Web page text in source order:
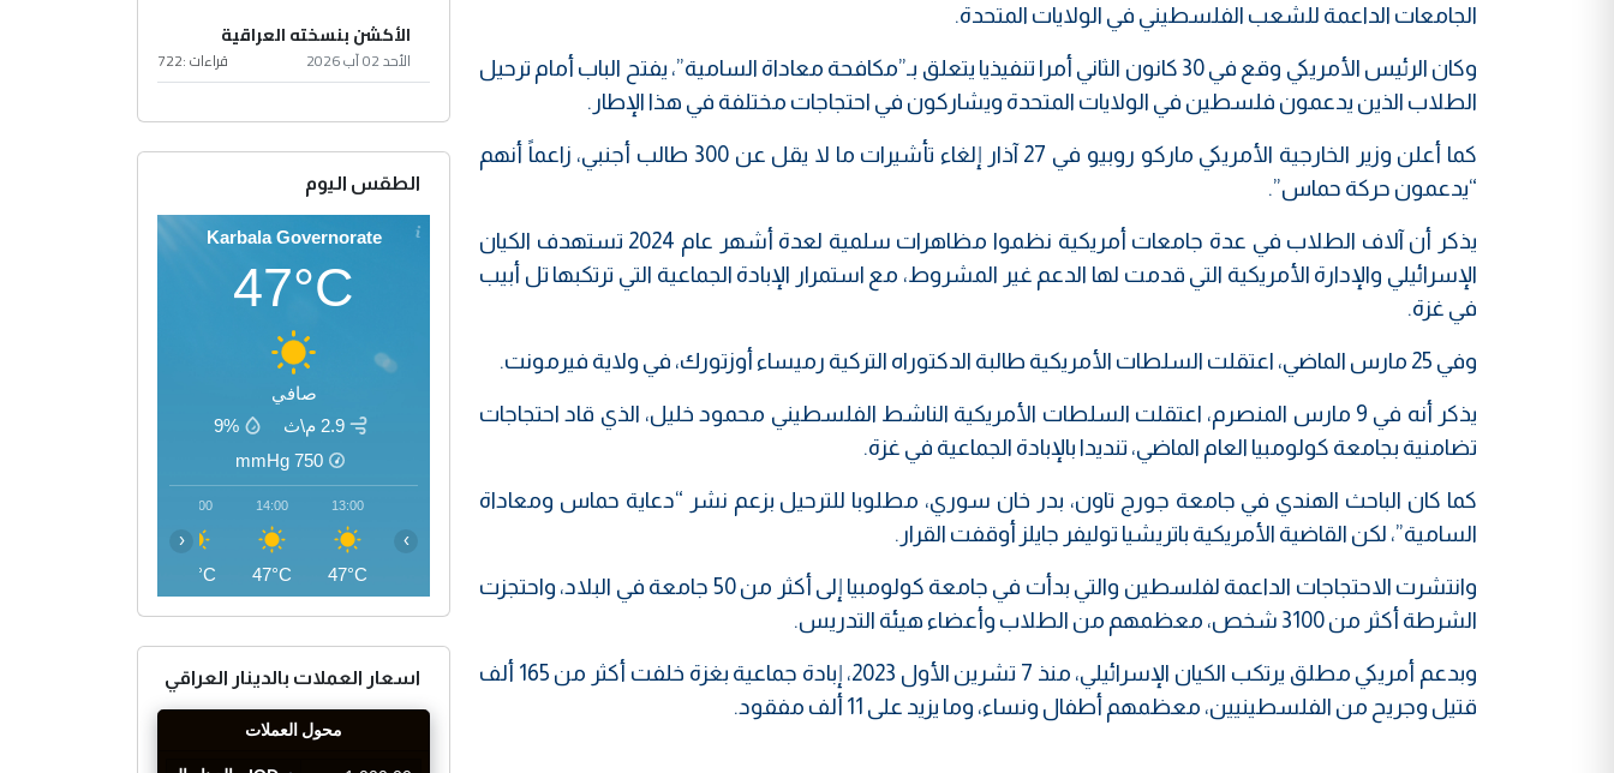
الجامعات الداعمة للشعب الفلسطيني في الولايات المتحدة.
وكان الرئيس الأمريكي وقع في 30 كانون الثاني أمرا تنفيذيا يتعلق بـ”مكافحة معاداة السامية”، يفتح الباب أمام ترحيل
الطلاب الذين يدعمون فلسطين في الولايات المتحدة ويشاركون في احتجاجات مختلفة في هذا الإطار.
كما أعلن وزير الخارجية الأمريكي ماركو روبيو في 27 آذار إلغاء تأشيرات ما لا يقل عن 300 طالب أجنبي، زاعماً أنهم
“يدعمون حركة حماس”.
يذكر أن آلاف الطلاب في عدة جامعات أمريكية نظموا مظاهرات سلمية لعدة أشهر عام 2024 تستهدف الكيان
الإسرائيلي والإدارة الأمريكية التي قدمت لها الدعم غير المشروط، مع استمرار الإبادة الجماعية التي ترتكبها تل أبيب
في غزة.
وفي 25 مارس الماضي، اعتقلت السلطات الأمريكية طالبة الدكتوراه التركية رميساء أوزتورك، في ولاية فيرمونت.
يذكر أنه في 9 مارس المنصرم، اعتقلت السلطات الأمريكية الناشط الفلسطيني محمود خليل، الذي قاد احتجاجات
تضامنية بجامعة كولومبيا العام الماضي، تنديدا بالإبادة الجماعية في غزة.
كما كان الباحث الهندي في جامعة جورج تاون، بدر خان سوري، مطلوبا للترحيل بزعم نشر “دعاية حماس ومعاداة
السامية”، لكن القاضية الأمريكية باتريشيا توليفر جايلز أوقفت القرار.
وانتشرت الاحتجاجات الداعمة لفلسطين والتي بدأت في جامعة كولومبيا إلى أكثر من 50 جامعة في البلاد، واحتجزت
الشرطة أكثر من 3100 شخص، معظمهم من الطلاب وأعضاء هيئة التدريس.
وبدعم أمريكي مطلق يرتكب الكيان الإسرائيلي، منذ 7 تشرين الأول 2023، إبادة جماعية بغزة خلفت أكثر من 165 ألف
قتيل وجريح من الفلسطينيين، معظمهم أطفال ونساء، وما يزيد على 11 ألف مفقود.
الأكشن بنسخته العراقية
الأحد 02 آب 2026 قراءات :722
الطقس اليوم
Karbala Governorate
47°C
صافي
2.9 م\ث
9%
750
mmHg
13:00
47°C
14:00
47°C
15:00
48°C
‹ ›
اسعار العملات بالدينار العراقي